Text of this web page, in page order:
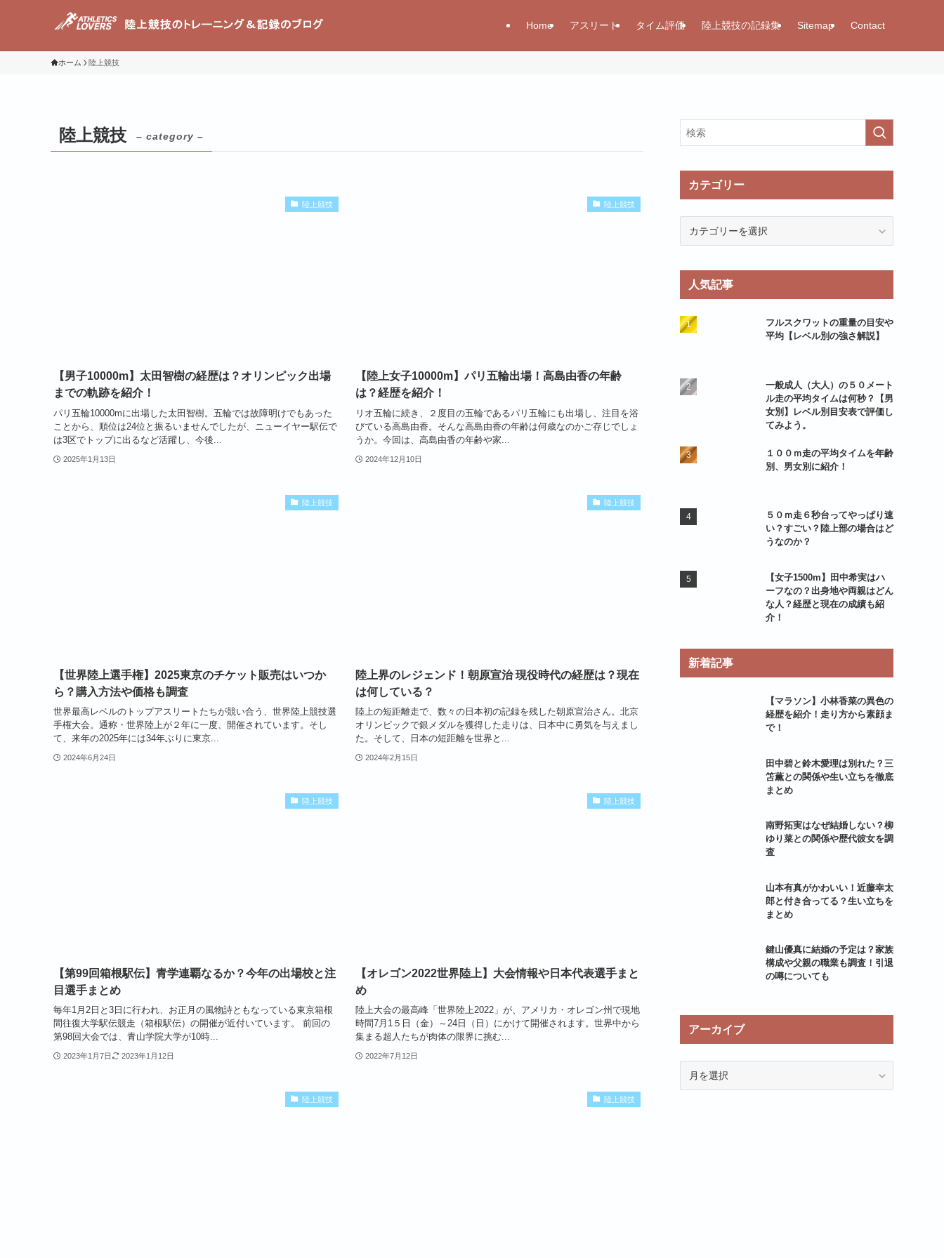
Home アスリート タイム評価 陸上競技の記録集 Sitemap Contact
ホーム 陸上競技
陸上競技 – category –
陸上競技
【男子10000m】太田智樹の経歴は？オリンピック出場
までの軌跡を紹介！
パリ五輪10000mに出場した太田智樹。五輪では故障明けでもあった
ことから、順位は24位と振るいませんでしたが、ニューイヤー駅伝で
は3区でトップに出るなど活躍し、今後...
2025年1月13日
陸上競技
【陸上女子10000m】パリ五輪出場！高島由香の年齢
は？経歴を紹介！
リオ五輪に続き、２度目の五輪であるパリ五輪にも出場し、注目を浴
びている高島由香。そんな高島由香の年齢は何歳なのかご存じでしょ
うか。今回は、高島由香の年齢や家...
2024年12月10日
陸上競技
【世界陸上選手権】2025東京のチケット販売はいつか
ら？購入方法や価格も調査
世界最高レベルのトップアスリートたちが競い合う、世界陸上競技選
手権大会。通称・世界陸上が２年に一度、開催されています。そし
て、来年の2025年には34年ぶりに東京...
2024年6月24日
陸上競技
陸上界のレジェンド！朝原宣治 現役時代の経歴は？現在
は何している？
陸上の短距離走で、数々の日本初の記録を残した朝原宣治さん。北京
オリンピックで銀メダルを獲得した走りは、日本中に勇気を与えまし
た。そして、日本の短距離を世界と...
2024年2月15日
陸上競技
【第99回箱根駅伝】青学連覇なるか？今年の出場校と注
目選手まとめ
毎年1月2日と3日に行われ、お正月の風物詩ともなっている東京箱根
間往復大学駅伝競走（箱根駅伝）の開催が近付いています。 前回の
第98回大会では、青山学院大学が10時...
2023年1月7日 2023年1月12日
陸上競技
【オレゴン2022世界陸上】大会情報や日本代表選手まと
め
陸上大会の最高峰「世界陸上2022」が、アメリカ・オレゴン州で現地
時間7月1５日（金）～24日（日）にかけて開催されます。世界中から
集まる超人たちが肉体の限界に挑む...
2022年7月12日
陸上競技 陸上競技
カテゴリー
リ
人気記事
フルスクワットの重量の目安や
平均【レベル別の強さ解説】
一般成人（大人）の５０メート
ル走の平均タイムは何秒？【男
女別】レベル別目安表で評価し
てみよう。
１００ｍ走の平均タイムを年齢
別、男女別に紹介！
５０ｍ走６秒台ってやっぱり速
い？すごい？陸上部の場合はど
うなのか？
【女子1500m】田中希実はハ
ーフなの？出身地や両親はどん
な人？経歴と現在の成績も紹
介！
新着記事
【マラソン】小林香菜の異色の
経歴を紹介！走り方から素顔ま
で！
田中碧と鈴木愛理は別れた？三
笘薫との関係や生い立ちを徹底
まとめ
南野拓実はなぜ結婚しない？柳
ゆり菜との関係や歴代彼女を調
査
山本有真がかわいい！近藤幸太
郎と付き合ってる？生い立ちを
まとめ
鍵山優真に結婚の予定は？家族
構成や父親の職業も調査！引退
の噂についても
アーカイブ